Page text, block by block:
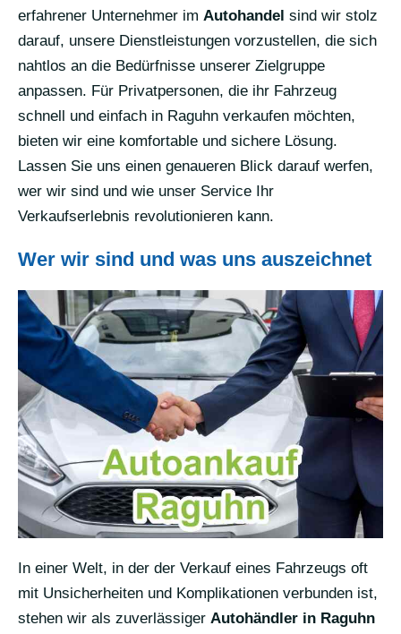
erfahrener Unternehmer im Autohandel sind wir stolz
darauf, unsere Dienstleistungen vorzustellen, die sich
nahtlos an die Bedürfnisse unserer Zielgruppe
anpassen. Für Privatpersonen, die ihr Fahrzeug
schnell und einfach in Raguhn verkaufen möchten,
bieten wir eine komfortable und sichere Lösung.
Lassen Sie uns einen genaueren Blick darauf werfen,
wer wir sind und wie unser Service Ihr
Verkaufserlebnis revolutionieren kann.
Wer wir sind und was uns auszeichnet
In einer Welt, in der der Verkauf eines Fahrzeugs oft
mit Unsicherheiten und Komplikationen verbunden ist,
stehen wir als zuverlässiger Autohändler in Raguhn